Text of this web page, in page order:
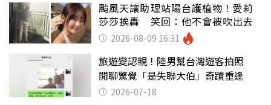
颱風天讓助理站陽台護植物！愛莉
莎莎挨轟 笑回：他不會被吹出去
2026-08-09 16:31
旅遊變認親！陸男幫台灣遊客拍照
閒聊驚覺「是失聯大伯」奇蹟重逢
2026-07-18